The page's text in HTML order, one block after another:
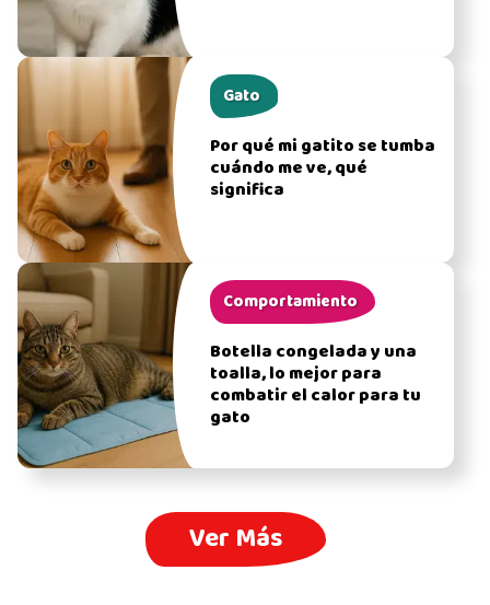
Gato
Por qué mi gatito se tumba
cuándo me ve, qué
significa
Comportamiento
Botella congelada y una
toalla, lo mejor para
combatir el calor para tu
gato
Ver Más